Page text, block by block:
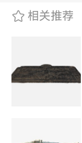
相关推荐